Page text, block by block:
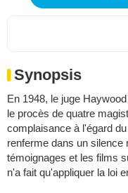
Synopsis
En 1948, le juge
le procès de quatre
complaisance à l'égard
renferme dans un silence
témoignages et les films
n'a fait qu'appliquer la loi